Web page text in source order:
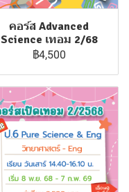
คอร์ส Advanced
Science เทอม 2/68
฿4,500